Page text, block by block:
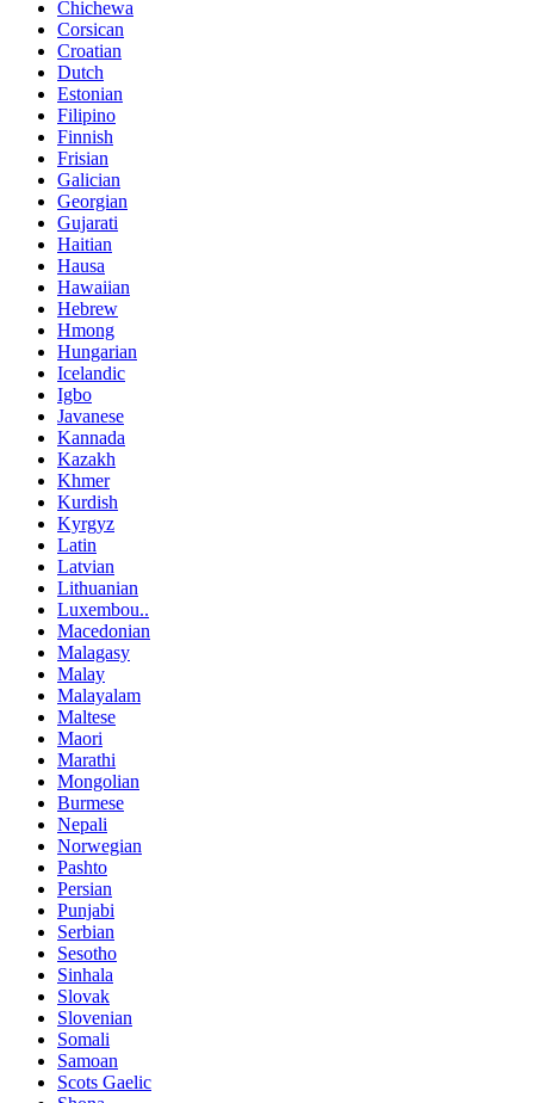
Chichewa
Corsican
Croatian
Dutch
Estonian
Filipino
Finnish
Frisian
Galician
Georgian
Gujarati
Haitian
Hausa
Hawaiian
Hebrew
Hmong
Hungarian
Icelandic
Igbo
Javanese
Kannada
Kazakh
Khmer
Kurdish
Kyrgyz
Latin
Latvian
Lithuanian
Luxembou..
Macedonian
Malagasy
Malay
Malayalam
Maltese
Maori
Marathi
Mongolian
Burmese
Nepali
Norwegian
Pashto
Persian
Punjabi
Serbian
Sesotho
Sinhala
Slovak
Slovenian
Somali
Samoan
Scots Gaelic